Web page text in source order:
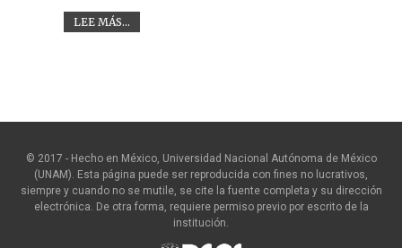
LEE MÁS...
© 2017 - Hecho en México, Universidad Nacional Autónoma de México
(UNAM). Esta página puede ser reproducida con fines no lucrativos,
siempre y cuando no se mutile, se cite la fuente completa y su dirección
electrónica. De otra forma, requiere permiso previo por escrito de la
institución.